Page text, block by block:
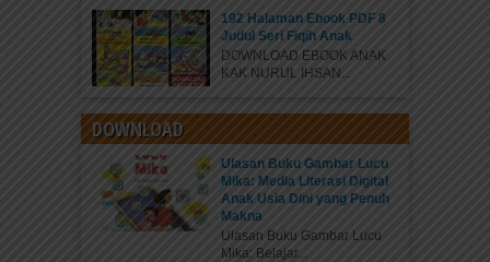
192 Halaman Ebook PDF 8
Judul Seri Fiqih Anak
DOWNLOAD EBOOK ANAK
KAK NURUL IHSAN...
DOWNLOAD
Ulasan Buku Gambar Lucu
Mika: Media Literasi Digital
Anak Usia Dini yang Penuh
Makna
Ulasan Buku Gambar Lucu
Mika: Belajar...